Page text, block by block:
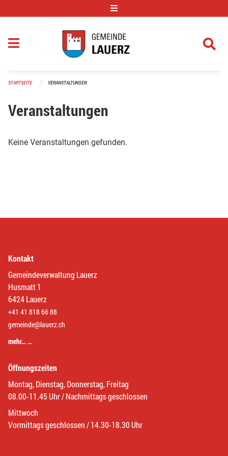
STARTSEITE VERANSTALTUNGEN
Veranstaltungen
Keine Veranstaltungen gefunden.
Kontakt
Gemeindeverwaltung Lauerz
Husmatt 1
6424 Lauerz
+41 41 818 66 88
gemeinde@lauerz.ch
mehr… …
Öffnungszeiten
Montag, Dienstag, Donnerstag, Freitag
08.00-11.45 Uhr / Nachmittags geschlossen
Mittwoch
Vormittags geschlossen / 14.30-18.30 Uhr